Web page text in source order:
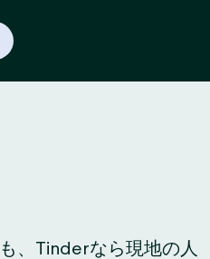
、Tinderなら現地の人